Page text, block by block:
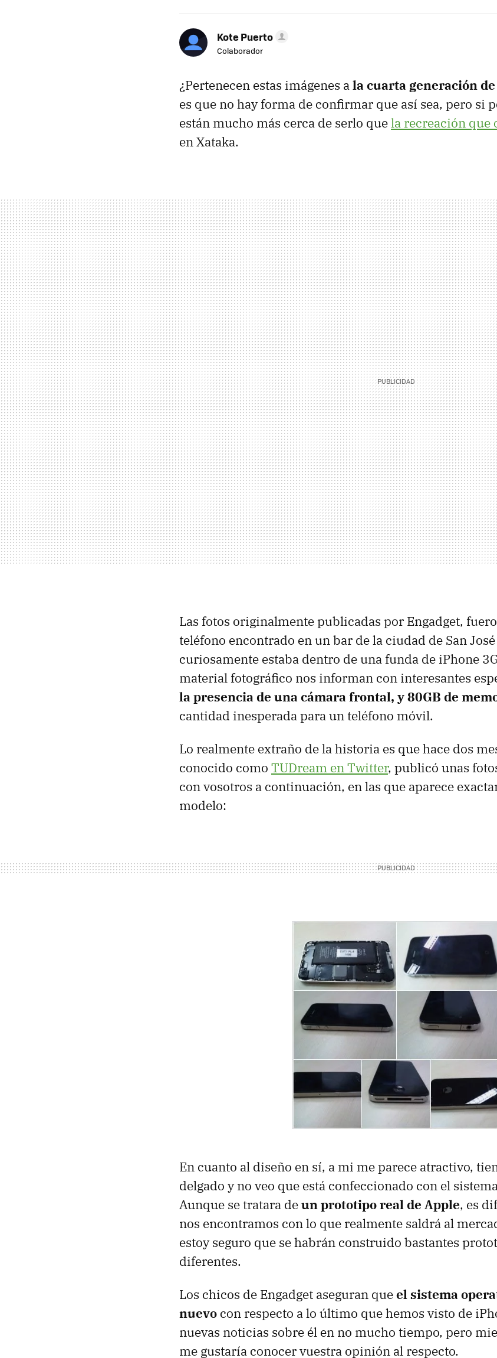
Kote Puerto
Colaborador
¿Pertenecen estas imágenes ala cuarta generación
es que no hay forma de confirmar que así sea, pero si
están mucho más cerca de serlo quela recreación que
en Xataka.
Las fotos originalmente publicadas por Engadget,
teléfono encontrado en un bar de la ciudad de San
curiosamente estaba dentro de una funda de iPhone
material fotográfico nos informan con interesantes
la presencia de una cámara frontal, y 80GB de
cantidad inesperada para un teléfono móvil.
Lo realmente extraño de la historia es que hace dos
conocido como TUDream en Twitter, publicó unas
con vosotros a continuación, en las que aparece
modelo:
En cuanto al diseño en sí, a mi me parece atractivo,
delgado y no veo que está confeccionado con el
Aunque se tratara deun prototipo real de Apple, es
nos encontramos con lo que realmente saldrá al
estoy seguro que se habrán construido bastantes
diferentes.
Los chicos de Engadget aseguran queel sistema
nuevo con respecto a lo último que hemos visto de
nuevas noticias sobre él en no mucho tiempo, pero
me gustaría conocer vuestra opinión al respecto.